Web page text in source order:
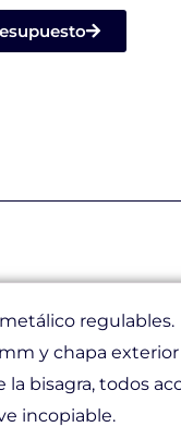
regulables.
y chapa
bisagra, todos
incopiable.